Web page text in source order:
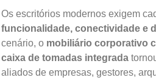
Os escritórios modernos exigem
funcionalidade, conectividade e
cenário, o mobiliário corporativo
caixa de tomadas integrada
aliados de empresas, gestores,